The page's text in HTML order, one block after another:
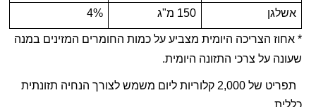
אשלגן 150 מ"ג 4%
* אחוז הצריכה היומית מצביע על כמות החומרים המזינים במנה
שעונה על צרכי התזונה היומית.
תפריט של 2,000 קלוריות ליום משמש לצורך הנחיה תזונתית
כללית.